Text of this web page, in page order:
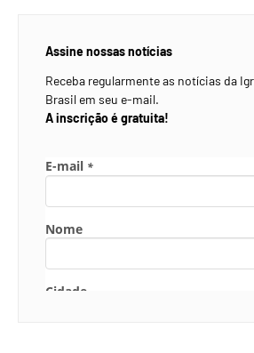
Assine nossas notícias
Receba regularmente as notícias da
Brasil em seu e-mail.
A inscrição é gratuita!